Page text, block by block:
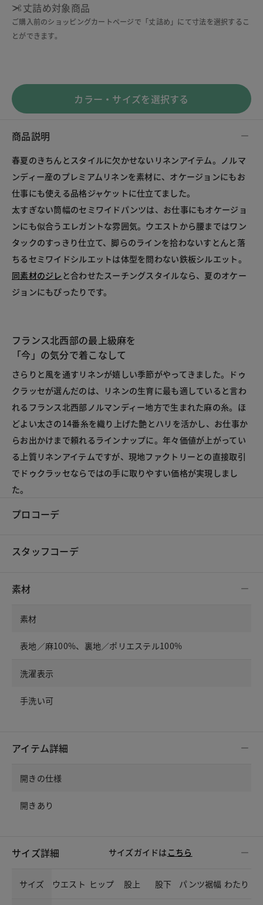
丈詰め対象商品
ご購入前のショッピングカートページで「丈詰め」にて寸法を選択するこ
とができます。
カラー・サイズを選択する
商品説明
春夏のきちんとスタイルに欠かせないリネンアイテム。ノルマ
ンディー産のプレミアムリネンを素材に、オケージョンにもお
仕事にも使える品格ジャケットに仕立てました。
太すぎない筒幅のセミワイドパンツは、お仕事にもオケージョ
ンにも似合うエレガントな雰囲気。ウエストから腰まではワン
タックのすっきり仕立て、脚らのラインを拾わないすとんと落
ちるセミワイドシルエットは体型を問わない鉄板シルエット。
同素材のジレ と合わせたスーチングスタイルなら、夏のオケー
ジョンにもぴったりです。
フランス北西部の最上級麻を
「今」の気分で着こなして
さらりと風を通すリネンが嬉しい季節がやってきました。ドゥ
クラッセが選んだのは、リネンの生育に最も適していると言わ
れるフランス北西部ノルマンディー地方で生まれた麻の糸。ほ
どよい太さの14番糸を織り上げた艶とハリを活かし、お仕事か
らお出かけまで頼れるラインナップに。年々価値が上がってい
る上質リネンアイテムですが、現地ファクトリーとの直接取引
でドゥクラッセならではの手に取りやすい価格が実現しまし
た。
プロコーデ
スタッフコーデ
素材
素材
表地／麻100%、裏地／ポリエステル100%
洗濯表示
手洗い可
アイテム詳細
開きの仕様
開きあり
サイズ詳細 サイズガイドは こちら
サイズ ウエスト ヒップ 股上 股下 パンツ裾幅 わたり